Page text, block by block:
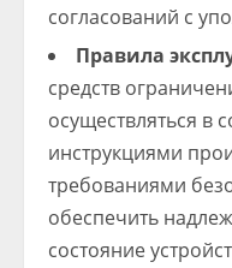
согласований с
Правила
средств
осуществляться в
инструкциями
требованиями
обеспечить
состояние